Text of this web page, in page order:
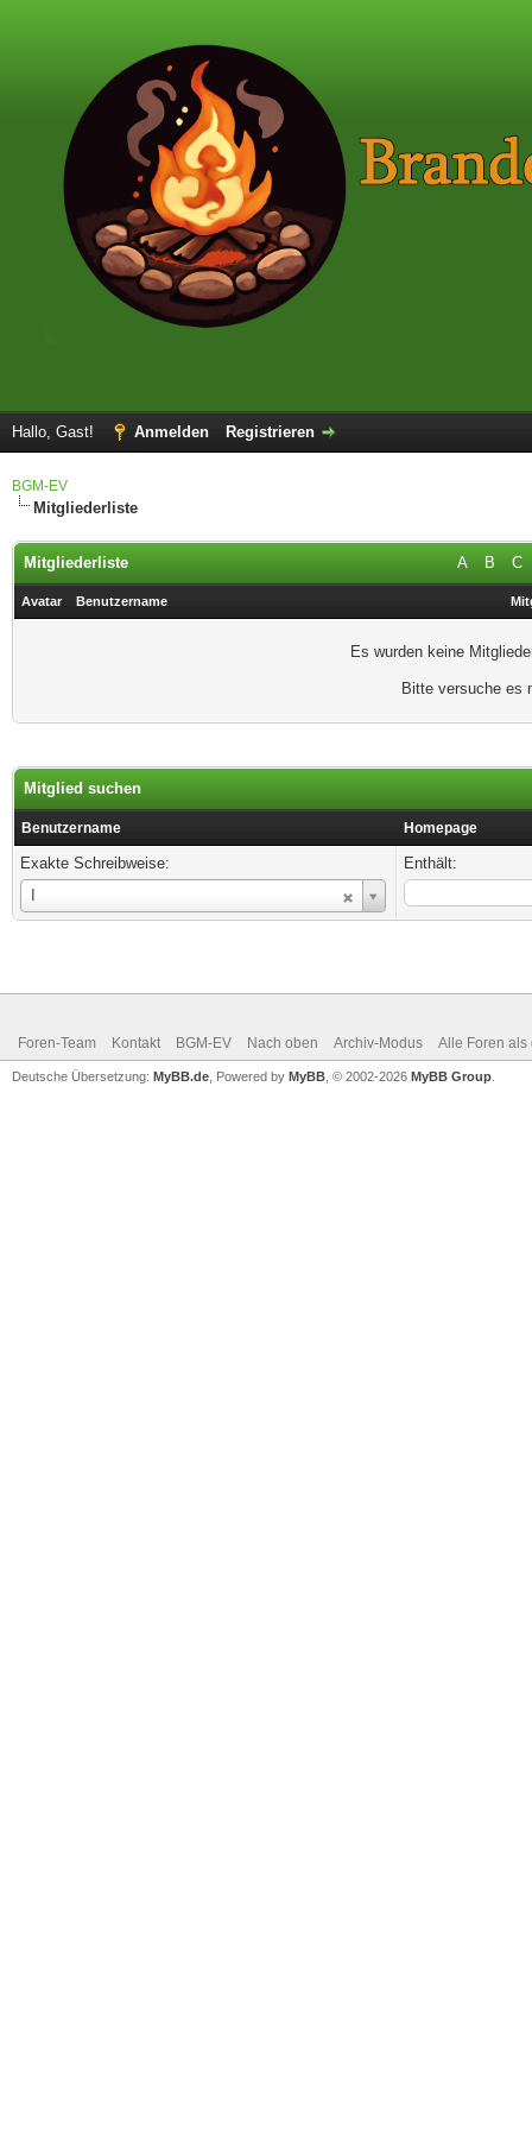
Hallo, Gast! Anmelden Registrieren
BGM-EV
Mitgliederliste
A B C
Mitgliederliste
Avatar Benutzername
Es wurden keine
Bitte versuche es
Mitglied suchen
Benutzername Homepage
Exakte Schreibweise:
Benutzername
Enthält:
Foren-Team Kontakt BGM-EV Nach oben Archiv-Modus Alle Foren als
Deutsche Übersetzung: MyBB.de , Powered by MyBB , © 2002-2026 MyBB Group